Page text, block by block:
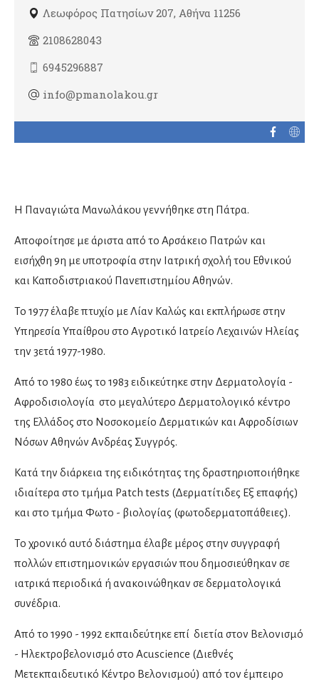
Εξωσωματική Γονιμοποίηση
Ρομποτική Γυναικολογία
Σεξολόγοι
Δερματολόγοι
Παιδοδερματολόγοι
Ενδοκρινολόγοι
Διαβητολόγοι
Παιδοενδοκρινολόγοι
Ιατροί εργασίας
Καρδιολόγοι
Ειδικοί καρδιολόγοι
Καρδιαγγειακή απεικόνιση
Παιδοκαρδιολόγοι
Καρδιοχειρουργοί
Νευρολόγοι
Λεωφόρος Πατησίων 207, Αθήνα 11256
2108628043
6945296887
info@pmanolakou.gr
Η Παναγιώτα Μανωλάκου γεννήθηκε στη Πάτρα.
Αποφοίτησε με άριστα από το Αρσάκειο Πατρών και
εισήχθη 9η με υποτροφία στην Ιατρική σχολή του Εθνικού
και Καποδιστριακού Πανεπιστημίου Αθηνών.
To 1977 έλαβε πτυχίο με Λίαν Καλώς και εκπλήρωσε στην
Υπηρεσία Υπαίθρου στο Αγροτικό Ιατρείο Λεχαινών Ηλείας
την 3ετά 1977-1980.
Από το 1980 έως το 1983 ειδικεύτηκε στην Δερματολογία -
Αφροδισιολογία στο μεγαλύτερο Δερματολογικό κέντρο
της Ελλάδος στο Νοσοκομείο Δερματικών και Αφροδίσιων
Νόσων Αθηνών Ανδρέας Συγγρός.
Κατά την διάρκεια της ειδικότητας της δραστηριοποιήθηκε
ιδιαίτερα στο τμήμα Patch tests (Δερματίτιδες Εξ επαφής)
και στο τμήμα Φωτο - βιολογίας (φωτοδερματοπάθειες).
Το χρονικό αυτό διάστημα έλαβε μέρος στην συγγραφή
πολλών επιστημονικών εργασιών που δημοσιεύθηκαν σε
ιατρικά περιοδικά ή ανακοινώθηκαν σε δερματολογικά
συνέδρια.
Από το 1990 - 1992 εκπαιδεύτηκε επί διετία στον Βελονισμό
- Ηλεκτροβελονισμό στο Acuscience (Διεθνές
Μετεκπαιδευτικό Κέντρο Βελονισμού) από τον έμπειρο